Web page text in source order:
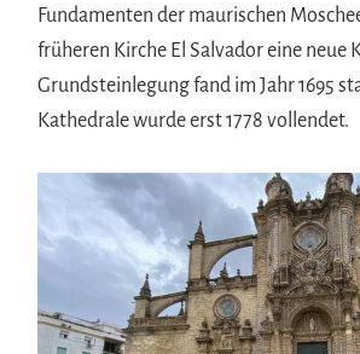
Fundamenten der maurischen
früheren Kirche El Salvador eine neue
Grundsteinlegung fand im Jahr 1695
Kathedrale wurde erst 1778 vollendet.